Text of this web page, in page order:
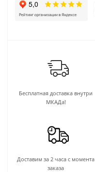
Бесплатная доставка внутри
МКАДа!
Доставим за 2 часа с момента
заказа